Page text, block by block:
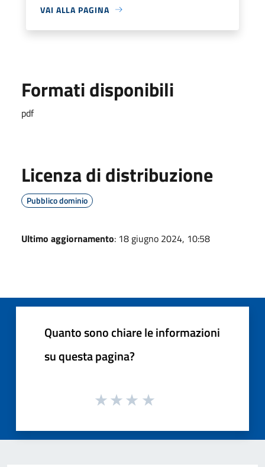
VAI ALLA PAGINA
Formati disponibili
pdf
Licenza di distribuzione
Pubblico dominio
Ultimo aggiornamento: 18 giugno 2024, 10:58
Quanto sono chiare le informazioni
su questa pagina?